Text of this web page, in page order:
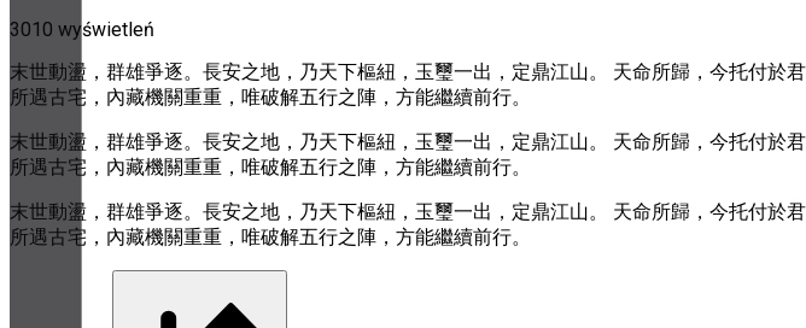
3010 wyświetleń
末世動盪，群雄爭逐。長安之地，乃天下樞紐，玉璽一出，定鼎江山。 天命所歸，今托付
所遇古宅，內藏機關重重，唯破解五行之陣，方能繼續前行。
末世動盪，群雄爭逐。長安之地，乃天下樞紐，玉璽一出，定鼎江山。 天命所歸，今托付
所遇古宅，內藏機關重重，唯破解五行之陣，方能繼續前行。
末世動盪，群雄爭逐。長安之地，乃天下樞紐，玉璽一出，定鼎江山。 天命所歸，今托付
所遇古宅，內藏機關重重，唯破解五行之陣，方能繼續前行。